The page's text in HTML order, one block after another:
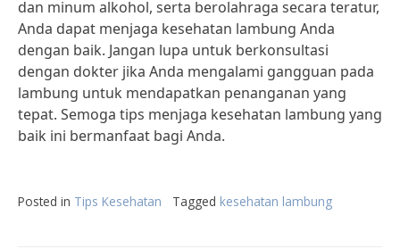
dan minum alkohol, serta berolahraga secara teratur,
Anda dapat menjaga kesehatan lambung Anda
dengan baik. Jangan lupa untuk berkonsultasi
dengan dokter jika Anda mengalami gangguan pada
lambung untuk mendapatkan penanganan yang
tepat. Semoga tips menjaga kesehatan lambung yang
baik ini bermanfaat bagi Anda.
Posted in Tips Kesehatan Tagged kesehatan lambung